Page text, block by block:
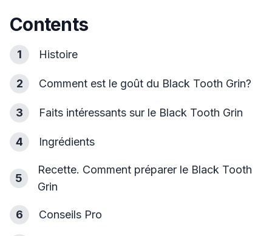
Contents
1 Histoire
2 Comment est le goût du Black Tooth Grin?
3 Faits intéressants sur le Black Tooth Grin
4 Ingrédients
5
Recette. Comment préparer le Black Tooth
Grin
6 Conseils Pro